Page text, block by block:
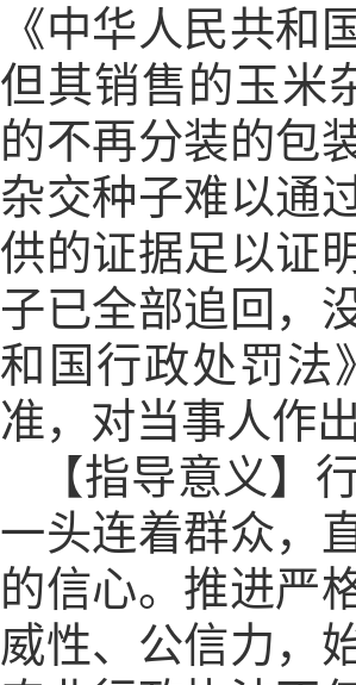
《中华人民共和
但其销售的玉米
的不再分装的包
杂交种子难以通
供的证据足以证
子已全部追回，
和国行政处罚法
准，对当事人作
【指导意义】
一头连着群众，
的信心。推进严
威性、公信力，